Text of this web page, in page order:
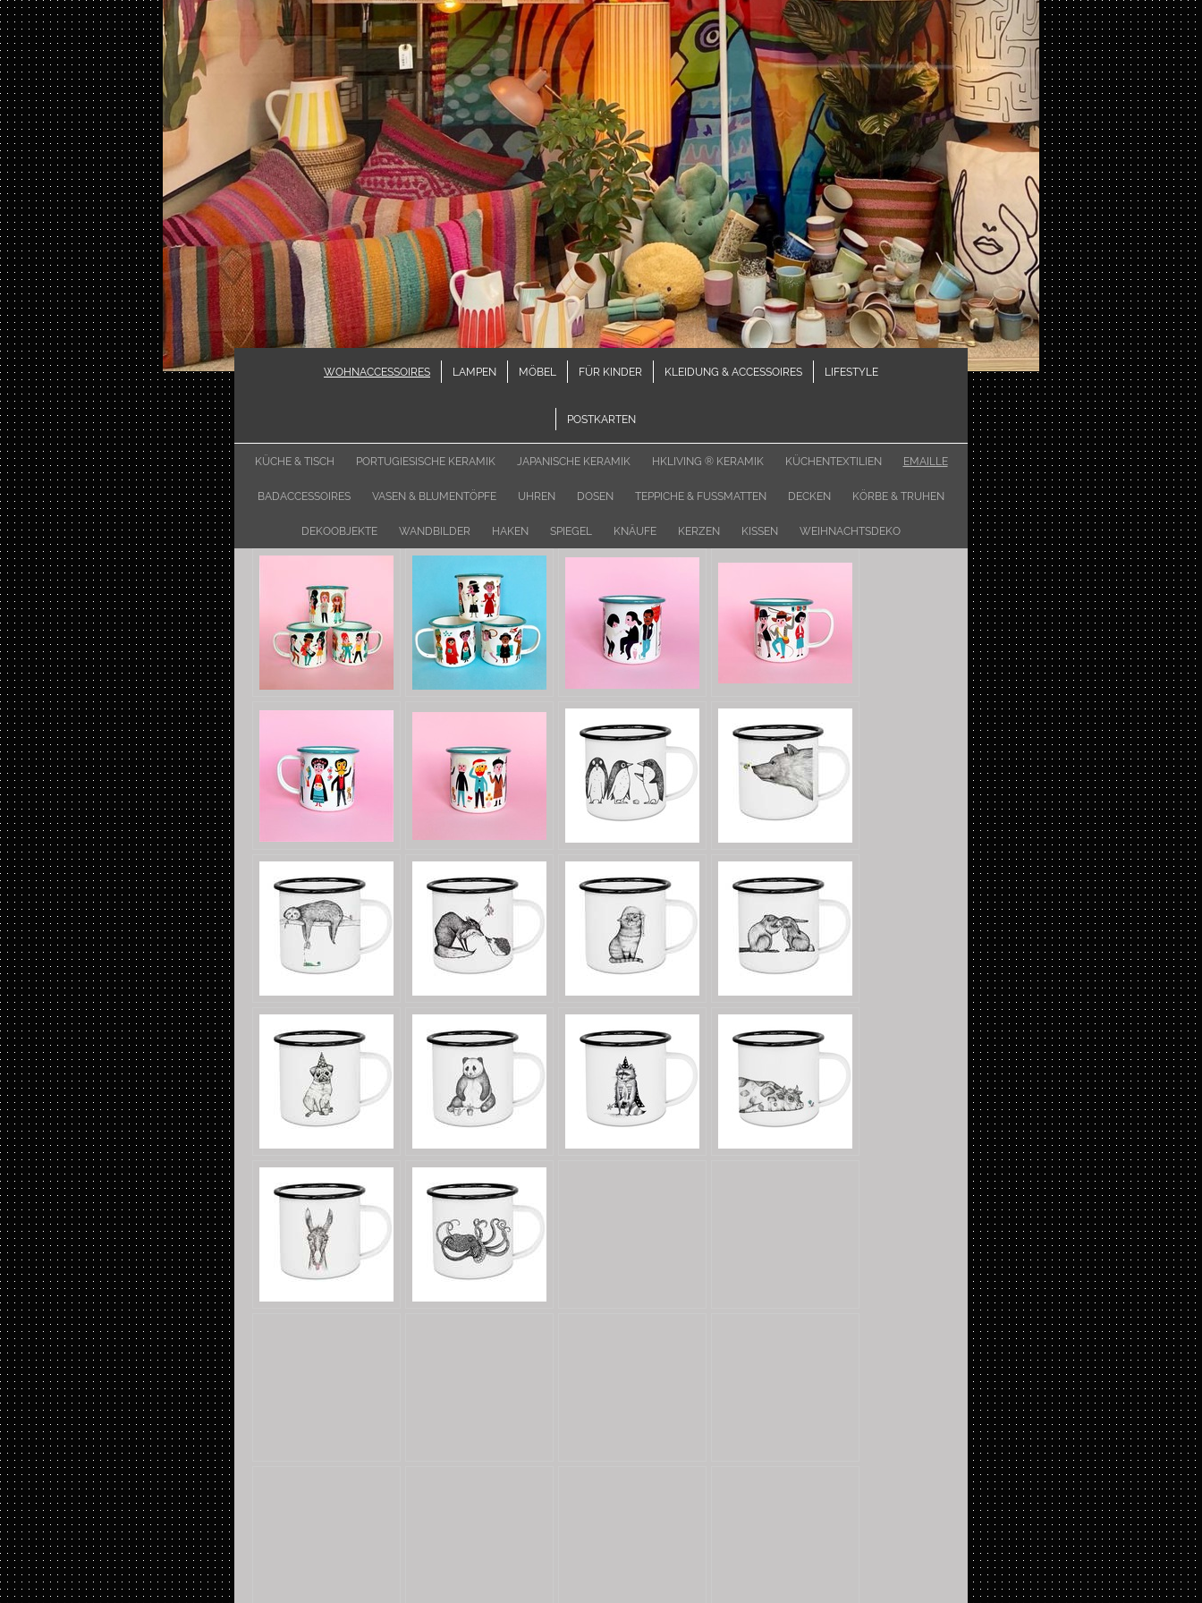
WOHNACCESSOIRES LAMPEN MÖBEL FÜR KINDER KLEIDUNG & ACCESSOIRES LIFESTYLE
POSTKARTEN
KÜCHE & TISCH PORTUGIESISCHE KERAMIK JAPANISCHE KERAMIK HKLIVING ® KERAMIK KÜCHENTEXTILIEN EMAILLE
BADACCESSOIRES VASEN & BLUMENTÖPFE UHREN DOSEN TEPPICHE & FUSSMATTEN DECKEN KÖRBE & TRUHEN
DEKOOBJEKTE WANDBILDER HAKEN SPIEGEL KNÄUFE KERZEN KISSEN WEIHNACHTSDEKO